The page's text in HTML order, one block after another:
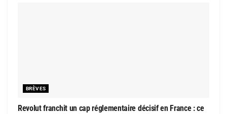
BRÈVES
Revolut franchit un cap réglementaire décisif en France : ce